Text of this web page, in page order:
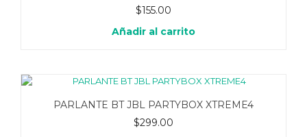
$155.00
Añadir al carrito
PARLANTE BT JBL PARTYBOX XTREME4
$299.00